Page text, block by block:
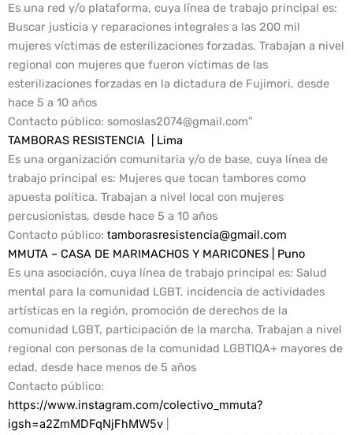
Es una red y/o plataforma, cuya línea de trabajo principal es:
Buscar justicia y reparaciones integrales a las 200 mil
mujeres víctimas de esterilizaciones forzadas. Trabajan a nivel
regional con mujeres que fueron víctimas de las
esterilizaciones forzadas en la dictadura de Fujimori, desde
hace 5 a 10 años
Contacto público: somoslas2074@gmail.com”
TAMBORAS RESISTENCIA | Lima
Es una organización comunitaria y/o de base, cuya línea de
trabajo principal es: Mujeres que tocan tambores como
apuesta política. Trabajan a nivel local con mujeres
percusionistas, desde hace 5 a 10 años
Contacto público: tamborasresistencia@gmail.com
MMUTA – CASA DE MARIMACHOS Y MARICONES | Puno
Es una asociación, cuya línea de trabajo principal es: Salud
mental para la comunidad LGBT, incidencia de actividades
artísticas en la región, promoción de derechos de la
comunidad LGBT, participación de la marcha. Trabajan a nivel
regional con personas de la comunidad LGBTIQA+ mayores de
edad, desde hace menos de 5 años
Contacto público:
https://www.instagram.com/colectivo_mmuta?
igsh=a2ZmMDFqNjFhMW5v